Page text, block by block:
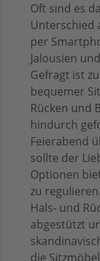
Oft sind es
Unterschied
per
Jalousien
Gefragt ist
bequemer
Rücken und
hindurch
Feierabend
sollte der
Optionen
zu
Hals- und
abgestützt
die